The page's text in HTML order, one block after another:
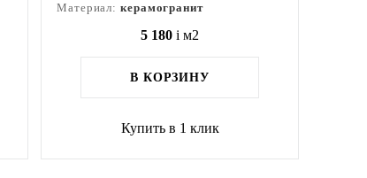
Материал: керамогранит
5 180 i м2
В КОРЗИНУ
Купить в 1 клик